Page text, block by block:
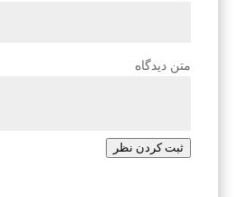
متن دیدگاه
ثبت کردن نظر